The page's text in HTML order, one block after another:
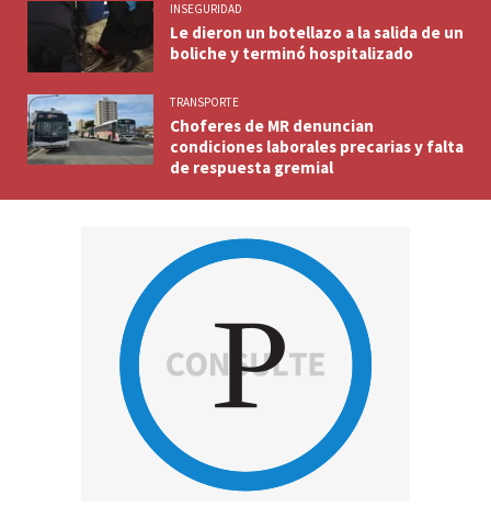
INSEGURIDAD
Le dieron un botellazo a la salida de un
boliche y terminó hospitalizado
TRANSPORTE
Choferes de MR denuncian
condiciones laborales precarias y falta
de respuesta gremial